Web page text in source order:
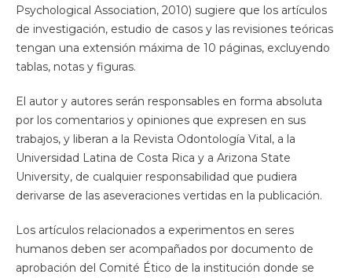
Psychological Association, 2010) sugiere que los artículos
de investigación, estudio de casos y las revisiones teóricas
tengan una extensión máxima de 10 páginas, excluyendo
tablas, notas y figuras.
El autor y autores serán responsables en forma absoluta
por los comentarios y opiniones que expresen en sus
trabajos, y liberan a la Revista Odontología Vital, a la
Universidad Latina de Costa Rica y a Arizona State
University, de cualquier responsabilidad que pudiera
derivarse de las aseveraciones vertidas en la publicación.
Los artículos relacionados a experimentos en seres
humanos deben ser acompañados por documento de
aprobación del Comité Ético de la institución donde se